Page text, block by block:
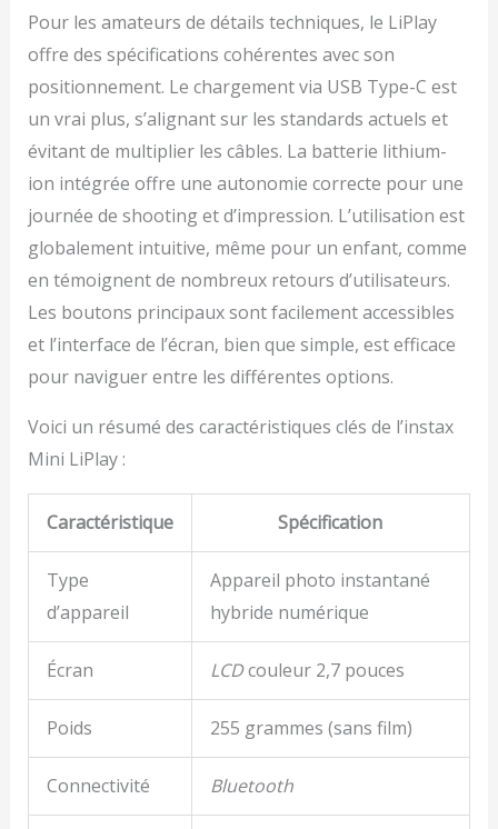
Pour les amateurs de détails techniques, le LiPlay
offre des spécifications cohérentes avec son
positionnement. Le chargement via USB Type-C est
un vrai plus, s’alignant sur les standards actuels et
évitant de multiplier les câbles. La batterie lithium-
ion intégrée offre une autonomie correcte pour une
journée de shooting et d’impression. L’utilisation est
globalement intuitive, même pour un enfant, comme
en témoignent de nombreux retours d’utilisateurs.
Les boutons principaux sont facilement accessibles
et l’interface de l’écran, bien que simple, est efficace
pour naviguer entre les différentes options.
Voici un résumé des caractéristiques clés de l’instax
Mini LiPlay :
Caractéristique Spécification
Type
d’appareil
Appareil photo instantané
hybride numérique
Écran LCDcouleur 2,7 pouces
Poids 255 grammes (sans film)
Connectivité Bluetooth